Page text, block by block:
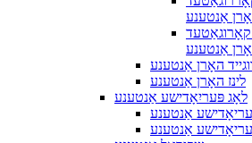
אַנטענע
קאָרוגאַטעד
אַנטענע
האָרן אַנטענע
לינז האָרן אַנטענע
לאָג פּעריִאָדישע אַנטענע
אַנטענע
אַנטענע